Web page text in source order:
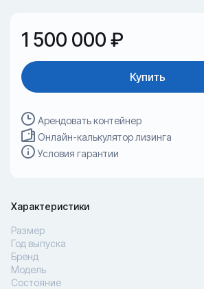
1 500 000 ₽
Купить
Арендовать контейнер
Онлайн-калькулятор лизинга
Условия гарантии
Характеристики
Размер
Год выпуска
Бренд
Модель
Состояние